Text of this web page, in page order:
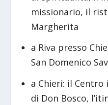
missionario, il
Margherita
a Riva presso
San Domenico
a Chieri: il
di Don Bosco,